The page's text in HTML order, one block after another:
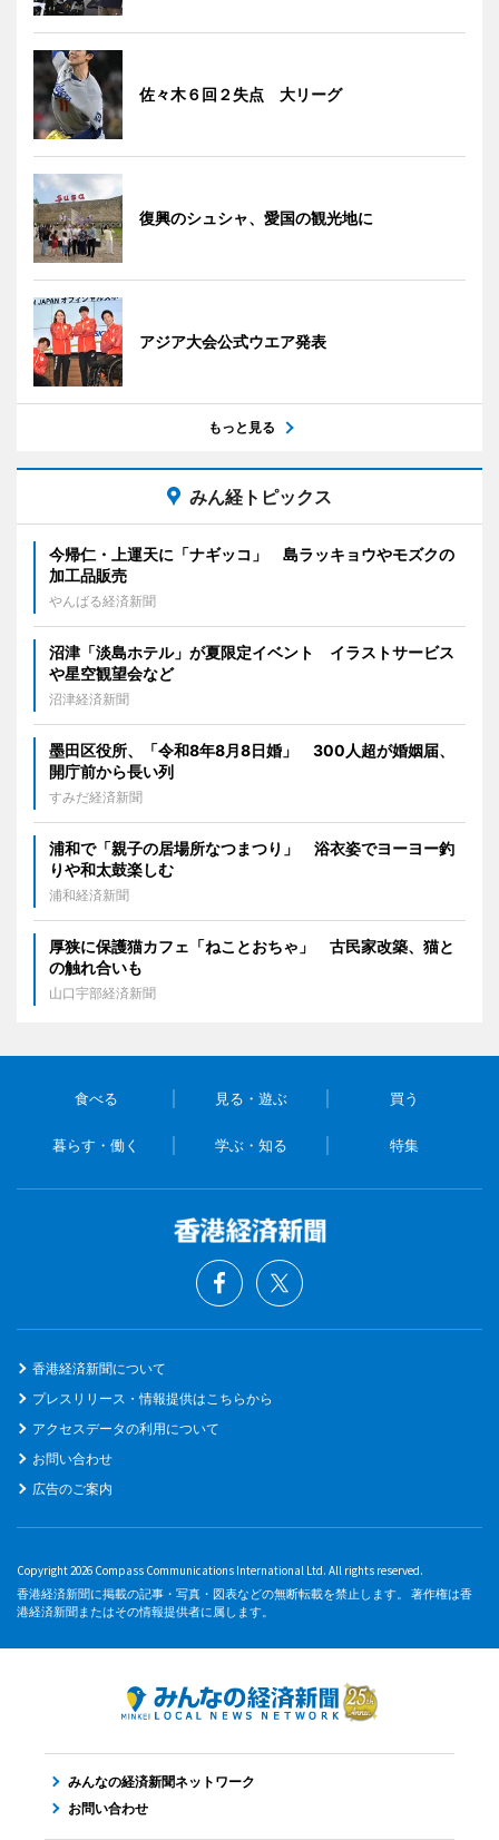
佐々木６回２失点 大リーグ
復興のシュシャ、愛国の観光地に
アジア大会公式ウエア発表
もっと見る
みん経トピックス
今帰仁・上運天に「ナギッコ」 島ラッキョウやモズクの
加工品販売
やんばる経済新聞
沼津「淡島ホテル」が夏限定イベント イラストサービス
や星空観望会など
沼津経済新聞
墨田区役所、「令和8年8月8日婚」 300人超が婚姻届、
開庁前から長い列
すみだ経済新聞
浦和で「親子の居場所なつまつり」 浴衣姿でヨーヨー釣
りや和太鼓楽しむ
浦和経済新聞
厚狭に保護猫カフェ「ねことおちゃ」 古民家改築、猫と
の触れ合いも
山口宇部経済新聞
食べる 見る・遊ぶ 買う
暮らす・働く 学ぶ・知る 特集
香港経済新聞について
プレスリリース・情報提供はこちらから
アクセスデータの利用について
お問い合わせ
広告のご案内
Copyright 2026 Compass Communications International Ltd. All rights reserved.
香港経済新聞に掲載の記事・写真・図表などの無断転載を禁止します。 著作権は香
港経済新聞またはその情報提供者に属します。
みんなの経済新聞ネットワーク
お問い合わせ